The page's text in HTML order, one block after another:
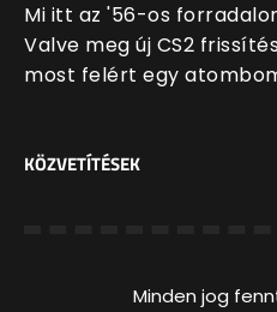
Mi itt az '56-os
Valve meg új CS2
most felért egy
KÖZVETÍTÉSEK
Minden jog